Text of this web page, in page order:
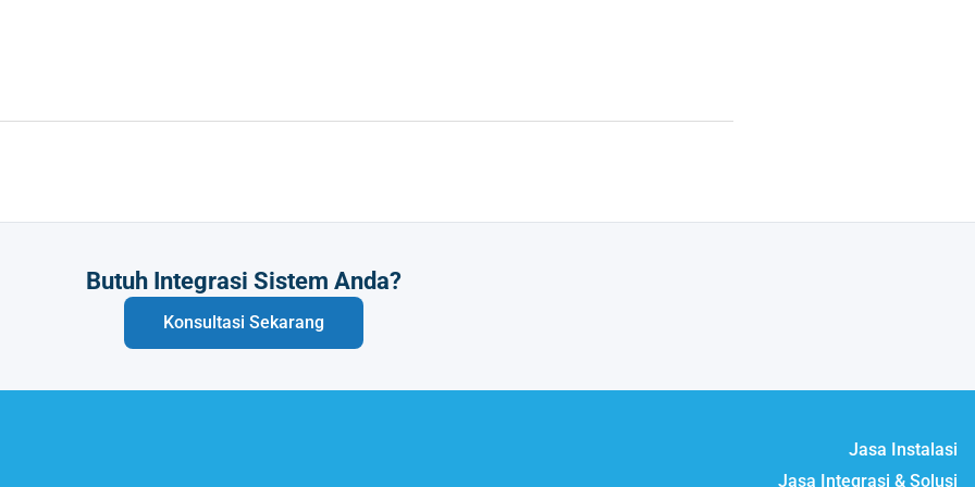
Butuh Integrasi Sistem Anda?
Konsultasi Sekarang
Jasa Instalasi
Jasa Integrasi & Solusi